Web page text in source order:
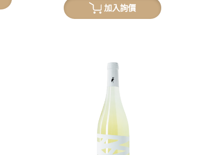
加入詢價